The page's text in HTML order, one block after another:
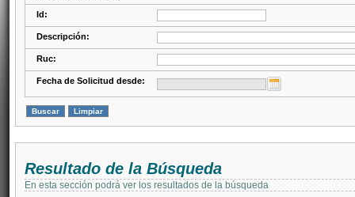
Id:
Descripción:
Ruc:
Fecha de Solicitud desde:
Resultado de la Búsqueda
En esta sección podrá ver los resultados de la búsqueda